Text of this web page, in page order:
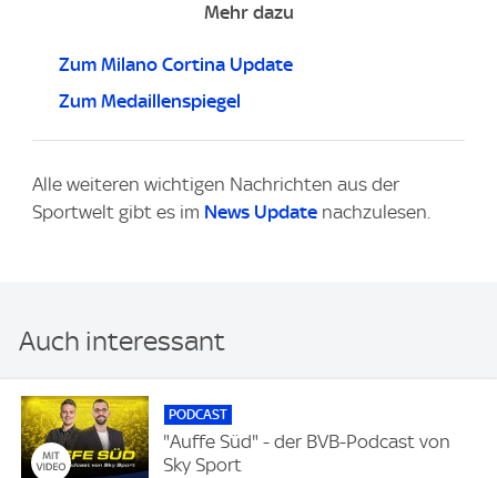
Mehr dazu
Zum Milano Cortina Update
Zum Medaillenspiegel
Alle weiteren wichtigen Nachrichten aus der
Sportwelt gibt es im News Update nachzulesen.
Auch interessant
PODCAST
"Auffe Süd" - der BVB-Podcast von
Sky Sport